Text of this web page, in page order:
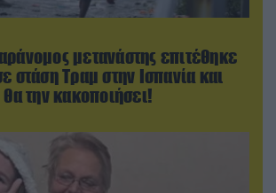
μετανάστης επιτέθηκε
στάση Τραμ στην Ισπανία και
την κακοποιήσει!